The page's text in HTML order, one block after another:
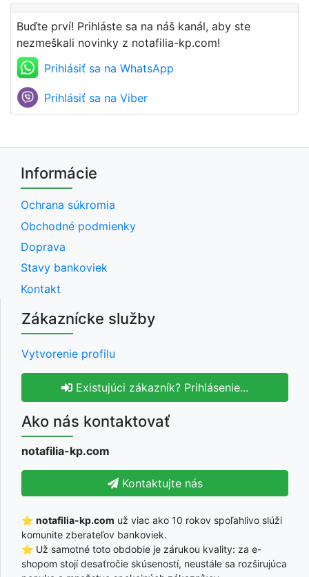
Buďte prví! Prihláste sa na náš kanál, aby ste
nezmeškali novinky z notafilia-kp.com!
Prihlásiť sa na WhatsApp
Prihlásiť sa na Viber
Informácie
Ochrana súkromia
Obchodné podmienky
Doprava
Stavy bankoviek
Kontakt
Zákaznícke služby
Vytvorenie profilu
Existujúci zákazník? Prihlásenie...
Ako nás kontaktovať
notafilia-kp.com
Kontaktujte nás
⭐ notafilia-kp.com už viac ako 10 rokov spoľahlivo slúži
komunite zberateľov bankoviek.
⭐ Už samotné toto obdobie je zárukou kvality: za e-
shopom stojí desaťročie skúseností, neustále sa rozširujúca